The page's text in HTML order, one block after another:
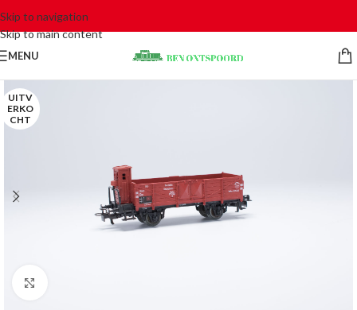
Skip to navigation
Skip to main content
MENU
UITV
ERKO
CHT